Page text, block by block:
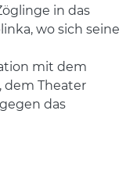
in das
wo sich seine
mit dem
dem Theater
das